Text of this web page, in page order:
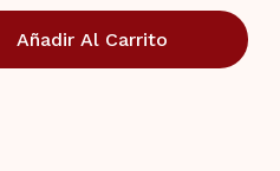
Añadir Al Carrito